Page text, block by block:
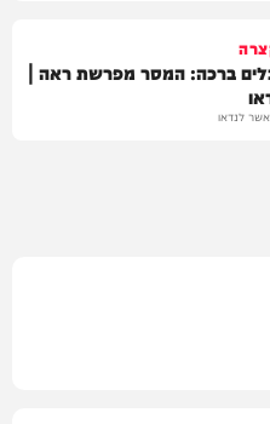
ברכה: המסר מפרשת ראה |
לנדאו